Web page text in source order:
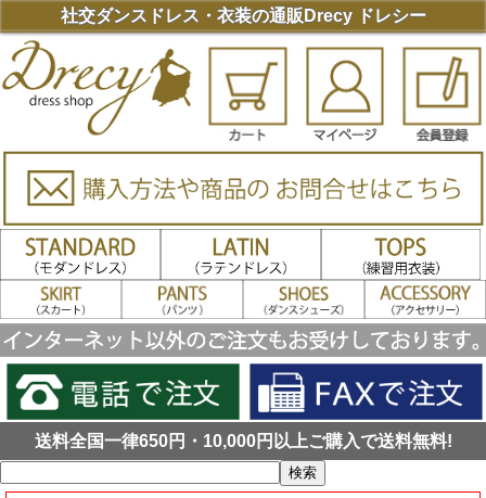
社交ダンスドレス・衣装の通販Drecy ドレシー
送料全国一律650円・10,000円以上ご購入で送料無料!